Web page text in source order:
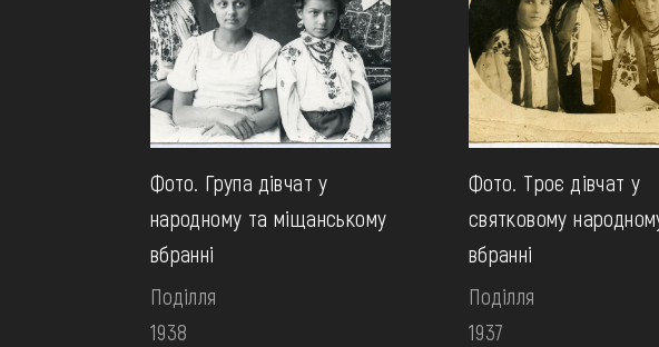
Фото. Група дівчат у
народному та міщанському
вбранні
Поділля
1938
Фото. Троє дівчат у
святковому
вбранні
Поділля
1937